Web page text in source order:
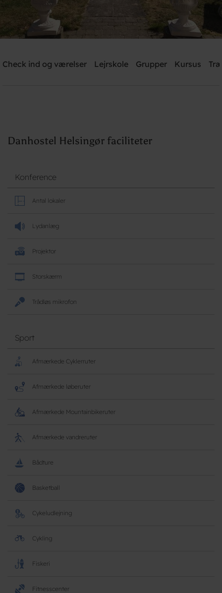
Brug for hjælp? Ring +45 4928 4949
Check ind og værelser Lejrskole Grupper Kursus
Danhostel Helsingør faciliteter
Konference
Antal lokaler
Lydanlæg
Projektor
Storskærm
Trådløs mikrofon
Sport
Afmærkede Cyklerruter
Afmærkede løberuter
Afmærkede Mountainbikeruter
Afmærkede vandreruter
Bådture
Basketball
Cykeludlejning
Cykling
Fiskeri
Fitnesscenter